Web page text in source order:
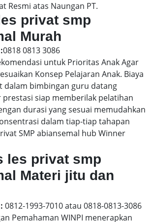
Resmi atas Naungan PT.
privat smp
Murah
0818 0813 3086
untuk Prioritas Anak Agar
Konsep Pelajaran Anak. Biaya
dalam bimbingan guru datang
siap memberilak pelatihan
durasi yang sesuai memudahkan
dalam tiap-tiap tahapan
SMP abiansemal hub Winner
les privat smp
Materi jitu dan
0812-1993-7010 atau 0818-0813-3086
Pemahaman WINPI menerapkan